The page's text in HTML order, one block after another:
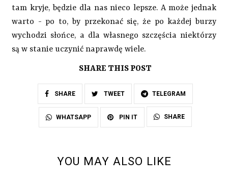
tam kryje, będzie dla nas nieco lepsze. A może jednak
warto - po to, by przekonać się, że po każdej burzy
wychodzi słońce, a dla własnego szczęścia niektórzy
są w stanie uczynić naprawdę wiele.
SHARE THIS POST
SHARE TWEET TELEGRAM
WHATSAPP PIN IT SHARE
YOU MAY ALSO LIKE